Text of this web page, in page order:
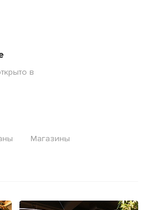
в
Магазины